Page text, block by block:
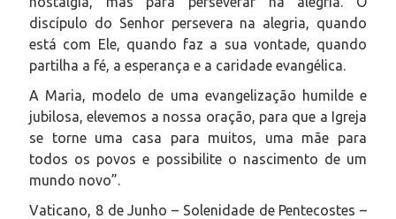
discípulo do Senhor persevera na alegria, quando
está com Ele, quando faz a sua vontade, quando
partilha a fé, a esperança e a caridade evangélica.
A Maria, modelo de uma evangelização humilde e
jubilosa, elevemos a nossa oração, para que a Igreja
se torne uma casa para muitos, uma mãe para
todos os povos e possibilite o nascimento de um
mundo novo”.
Vaticano, 8 de Junho – Solenidade de Pentecostes –